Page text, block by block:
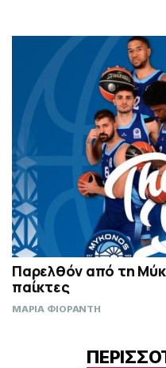
Παρελθόν από τη
παίκτες
ΜΑΡΙΑ ΦΙΟΡΑΝΤΗ